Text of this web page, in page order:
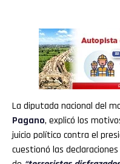
La diputada nacional del
Pagano, explicó los
juicio político contra el
cuestionó las